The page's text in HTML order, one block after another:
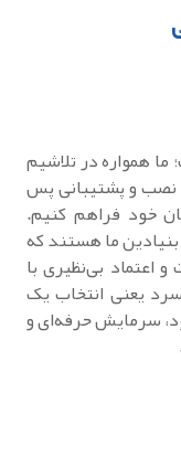
همواره در تلاشیم
نصب و پشتیبانی پس
خود فراهم کنیم.
ما هستند که
اعتماد بی‌نظیری با
یعنی انتخاب یک
سرمایش حرفه‌ای و